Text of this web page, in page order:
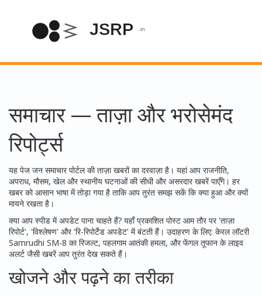
समाचार — ताज़ा और भरोसेमंद
रिपोर्ट्स
यह पेज जन समाचार पोर्टल की ताज़ा खबरों का दरवाज़ा है। यहां आप राजनीति,
अपराध, मौसम, खेल और स्थानीय घटनाओं की सीधी और असरदार खबरें पाएँगे। हर
खबर को आसान भाषा में तोड़ा गया है ताकि आप तुरंत समझ सकें कि क्या हुआ और क्यों
मायने रखता है।
क्या आप स्पीड में अपडेट पाना चाहते हैं? यहाँ प्रकाशित पोस्ट आम तौर पर 'ताज़ा
रिपोर्ट', 'विश्लेषण' और 'रि-रिपोर्टेड अपडेट' में बंटती हैं। उदाहरण के लिए: केरल लॉटरी
Samrudhi SM-8 का रिजल्ट, पहलगाम आतंकी हमला, और फेंगल तूफान के लाइव
अलर्ट जैसी खबरें आप तुरंत देख सकते हैं।
खोजने और पढ़ने का तरीका